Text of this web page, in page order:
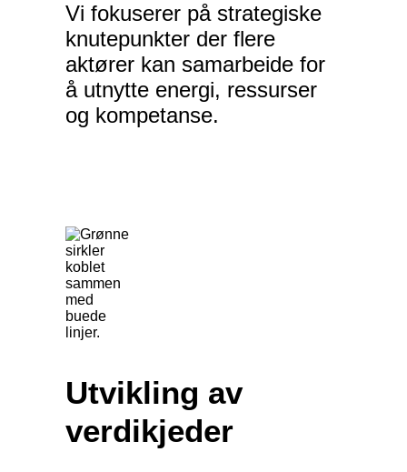
Vi fokuserer på strategiske
knutepunkter der flere
aktører kan samarbeide for
å utnytte energi, ressurser
og kompetanse.
Utvikling av
verdikjeder